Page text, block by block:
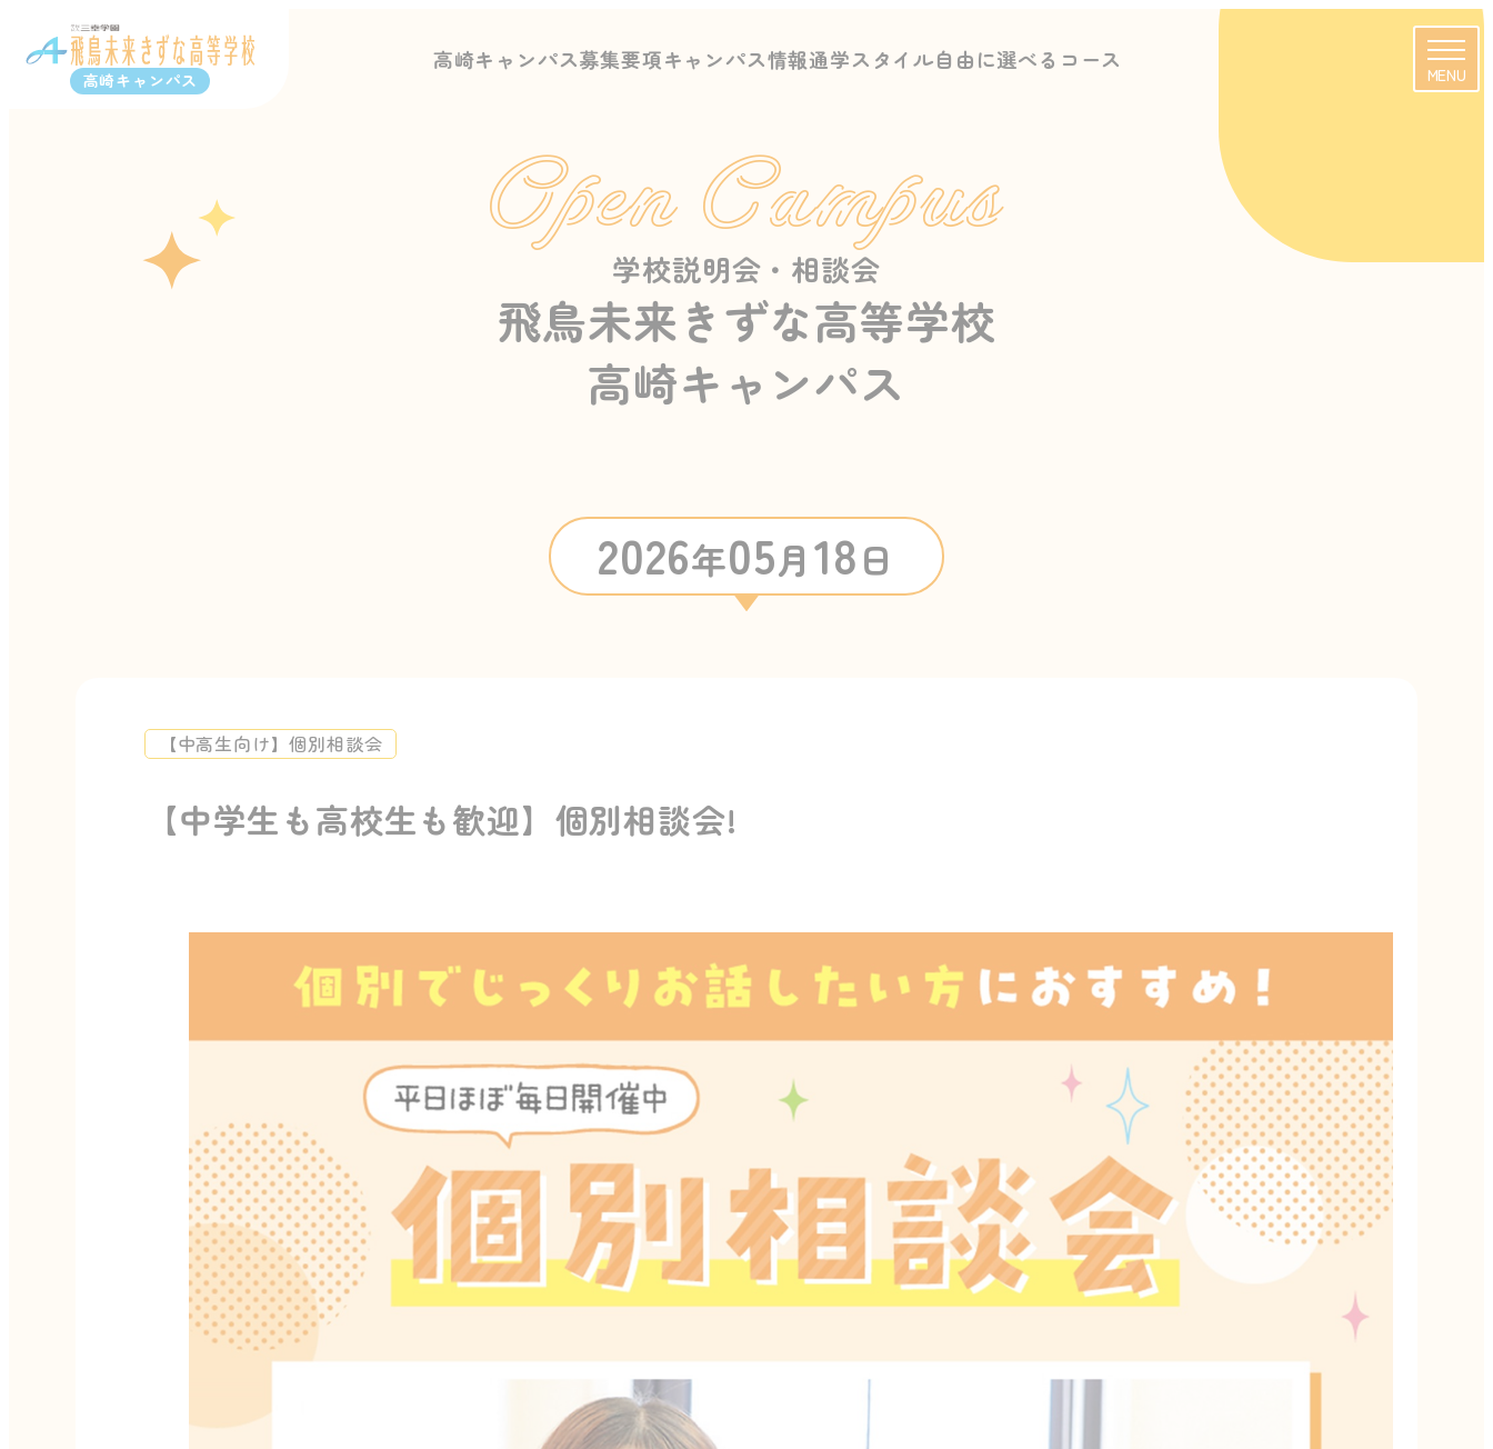
高崎キャンパス
高崎キャンパス募集要項キャンパス情報通学スタイル自由に選べるコース
MENU
Open Campus
学校説明会・相談会
飛鳥未来きずな高等学校
高崎キャンパス
2026年05月18日
【中学生も高校生も歓迎】個別相談会!
【中高生向け】個別相談会